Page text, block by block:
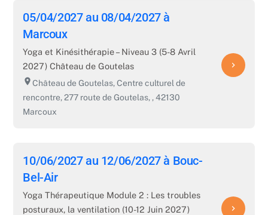
05/04/2027 au 08/04/2027 à
Marcoux
Yoga et Kinésithérapie – Niveau 3 (5-8 Avril
2027) Château de Goutelas
roomChâteau de Goutelas, Centre culturel de
rencontre, 277 route de Goutelas, , 42130
Marcoux
navigate_next
10/06/2027 au 12/06/2027 à Bouc-
Bel-Air
Yoga Thérapeutique Module 2 : Les troubles
posturaux, la ventilation (10-12 Juin 2027)
navigate_next